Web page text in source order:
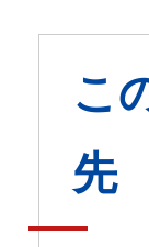
こ
先